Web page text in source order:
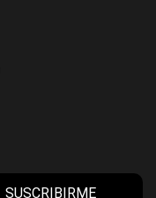
SUSCRIBIRME